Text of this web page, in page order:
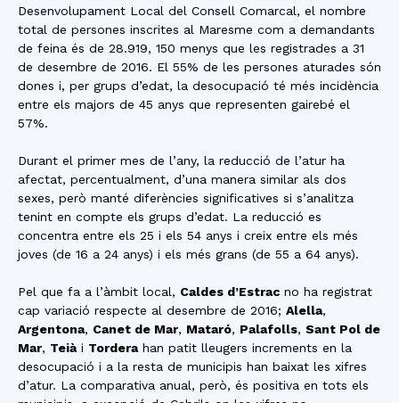
Desenvolupament Local del Consell Comarcal, el nombre
total de persones inscrites al Maresme com a demandants
de feina és de 28.919, 150 menys que les registrades a 31
de desembre de 2016. El 55% de les persones aturades són
dones i, per grups d’edat, la desocupació té més incidència
entre els majors de 45 anys que representen gairebé el
57%.
Durant el primer mes de l’any, la reducció de l’atur ha
afectat, percentualment, d’una manera similar als dos
sexes, però manté diferències significatives si s’analitza
tenint en compte els grups d’edat. La reducció es
concentra entre els 25 i els 54 anys i creix entre els més
joves (de 16 a 24 anys) i els més grans (de 55 a 64 anys).
Pel que fa a l’àmbit local, Caldes d’Estrac no ha registrat
cap variació respecte al desembre de 2016; Alella,
Argentona, Canet de Mar, Mataró, Palafolls, Sant Pol de
Mar, Teiài Torderahan patit lleugers increments en la
desocupació i a la resta de municipis han baixat les xifres
d’atur. La comparativa anual, però, és positiva en tots els